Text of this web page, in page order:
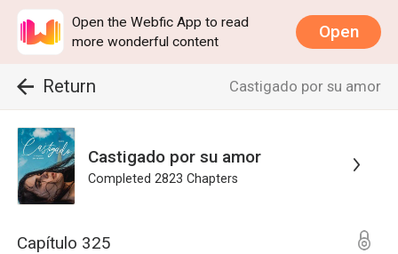
Open the Webfic App to read
more wonderful content
Open
Return Castigado por su amor
Castigado por su amor
Completed 2823 Chapters
Capítulo 325